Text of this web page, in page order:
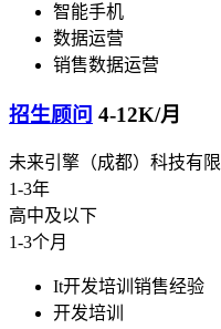
智能手机
数据运营
销售数据运营
招生顾问 4-12K/月
未来引擎（成都）科技有
1-3年
高中及以下
1-3个月
It开发培训销售经验
开发培训